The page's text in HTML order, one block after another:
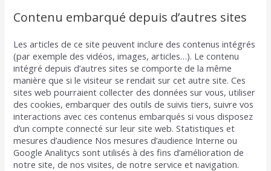
Contenu embarqué depuis d’autres sites
Les articles de ce site peuvent inclure des contenus intégrés
(par exemple des vidéos, images, articles…). Le contenu
intégré depuis d’autres sites se comporte de la même
manière que si le visiteur se rendait sur cet autre site. Ces
sites web pourraient collecter des données sur vous, utiliser
des cookies, embarquer des outils de suivis tiers, suivre vos
interactions avec ces contenus embarqués si vous disposez
d’un compte connecté sur leur site web. Statistiques et
mesures d’audience Nos mesures d’audience Interne ou
Google Analitycs sont utilisés à des fins d’amélioration de
notre site, de nos visites, de notre service et navigation.